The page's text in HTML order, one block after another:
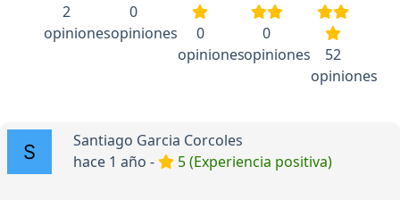
2
opiniones
0
opiniones
0
opiniones
0
opiniones
52
opiniones
Santiago Garcia Corcoles
hace 1 año -
5 (Experiencia positiva)